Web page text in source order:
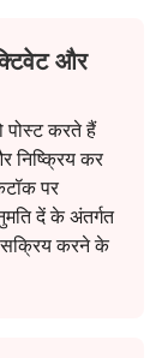
और
पोस्ट करते हैं
निष्क्रिय कर
पर
दें के अंतर्गत
करने के